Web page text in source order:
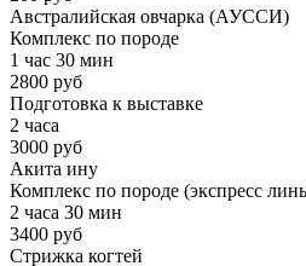
Австралийская овчарка (АУССИ)
Комплекс по породе
1 час 30 мин
2800 руб
Подготовка к выставке
2 часа
3000 руб
Акита ину
Комплекс по породе (экспресс
2 часа 30 мин
3400 руб
Стрижка когтей